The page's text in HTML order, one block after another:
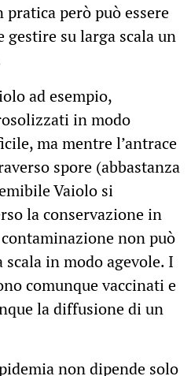
però può essere
su larga scala un
ad esempio,
in modo
ma mentre l’antrace
spore (abbastanza
Vaiolo si
la conservazione in
non può
scala in modo agevole. I
comunque vaccinati e
la diffusione di un
non dipende solo